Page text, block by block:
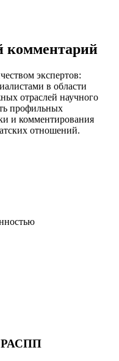
комментарий
экспертов:
в области
отраслей научного
профильных
и комментирования
отношений.
РАСПП